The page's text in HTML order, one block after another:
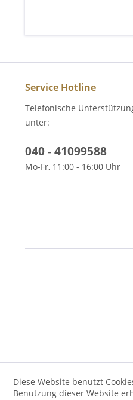
Service Hotline
Telefonische
unter:
040 - 41099588
Mo-Fr, 11:00 - 16:00 Uhr
Diese Website benutzt
Benutzung dieser Website